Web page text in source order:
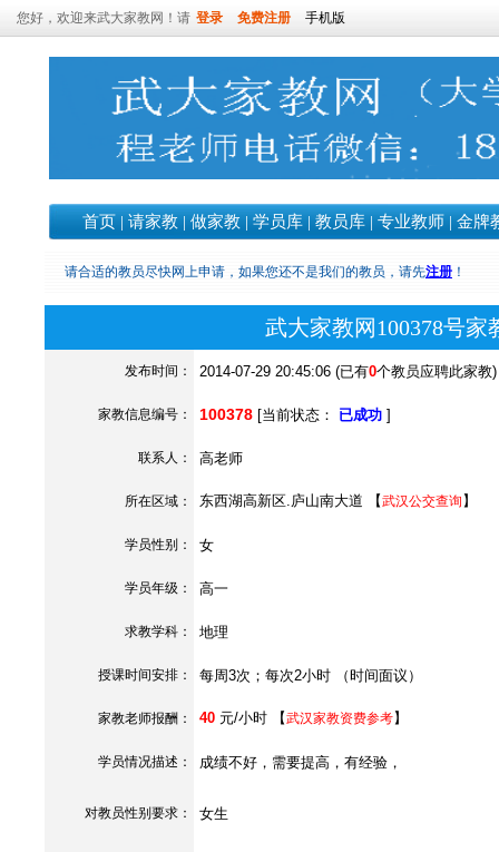
您好，欢迎来武大家教网！请 登录 免费注册 手机版
首页 | 请家教 | 做家教 | 学员库 | 教员库 | 专业教师 | 金牌
请合适的教员尽快网上申请，如果您还不是我们的教员，请先注册 ！
武大家教网100378号
发布时间： 2014-07-29 20:45:06 (已有0个教员应聘此家教)
家教信息编号： 100378 [当前状态： 已成功 ]
联系人： 高老师
所在区域： 东西湖高新区.庐山南大道 【武汉公交查询 】
学员性别： 女
学员年级： 高一
求教学科： 地理
授课时间安排： 每周3次；每次2小时 （时间面议）
家教老师报酬： 40 元/小时 【武汉家教资费参考】
学员情况描述： 成绩不好，需要提高，有经验，
对教员性别要求： 女生